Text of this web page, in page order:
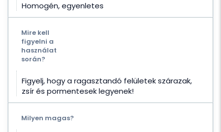
Homogén, egyenletes
Mire kell
figyelni a
használat
során?
Figyelj, hogy a ragasztandó felületek szárazak,
zsír és pormentesek legyenek!
Milyen magas?